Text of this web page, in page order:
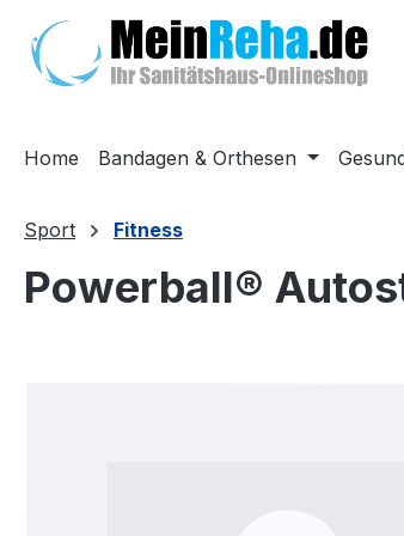
Hauptinhalt springen
Zur Suche springen
Zur Hauptnavigation springen
Home Bandagen & Orthesen
Sport Fitness
Powerball®